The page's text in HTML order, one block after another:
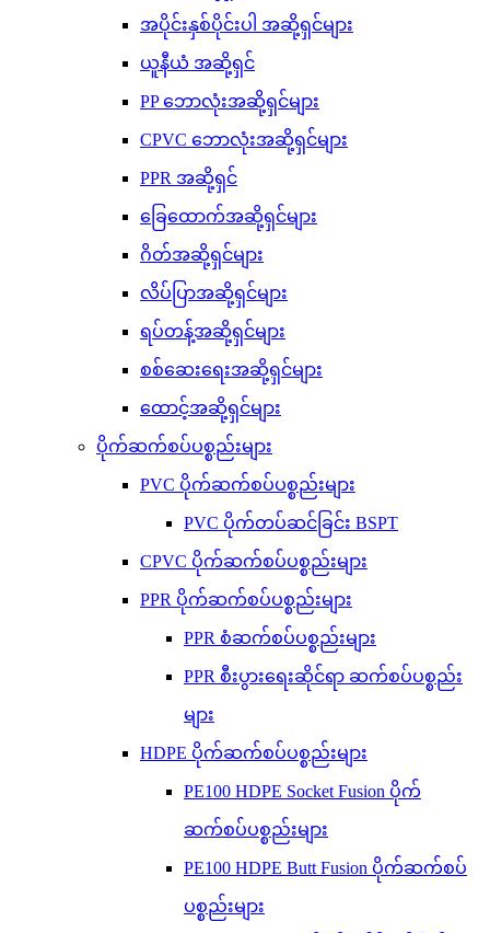
အပိုင်းနှစ်ပိုင်းပါ အဆို့ရှင်များ
ယူနီယံ အဆို့ရှင်
PP ဘောလုံးအဆို့ရှင်များ
CPVC ဘောလုံးအဆို့ရှင်များ
PPR အဆို့ရှင်
ခြေထောက်အဆို့ရှင်များ
ဂိတ်အဆို့ရှင်များ
လိပ်ပြာအဆို့ရှင်များ
ရပ်တန့်အဆို့ရှင်များ
စစ်ဆေးရေးအဆို့ရှင်များ
ထောင့်အဆို့ရှင်များ
ပိုက်ဆက်စပ်ပစ္စည်းများ
PVC ပိုက်ဆက်စပ်ပစ္စည်းများ
PVC ပိုက်တပ်ဆင်ခြင်း BSPT
CPVC ပိုက်ဆက်စပ်ပစ္စည်းများ
PPR ပိုက်ဆက်စပ်ပစ္စည်းများ
PPR စံဆက်စပ်ပစ္စည်းများ
PPR စီးပွားရေးဆိုင်ရာ ဆက်စပ်ပစ္စည်း
များ
HDPE ပိုက်ဆက်စပ်ပစ္စည်းများ
PE100 HDPE Socket Fusion ပိုက်
ဆက်စပ်ပစ္စည်းများ
PE100 HDPE Butt Fusion ပိုက်ဆက်စပ်
ပစ္စည်းများ